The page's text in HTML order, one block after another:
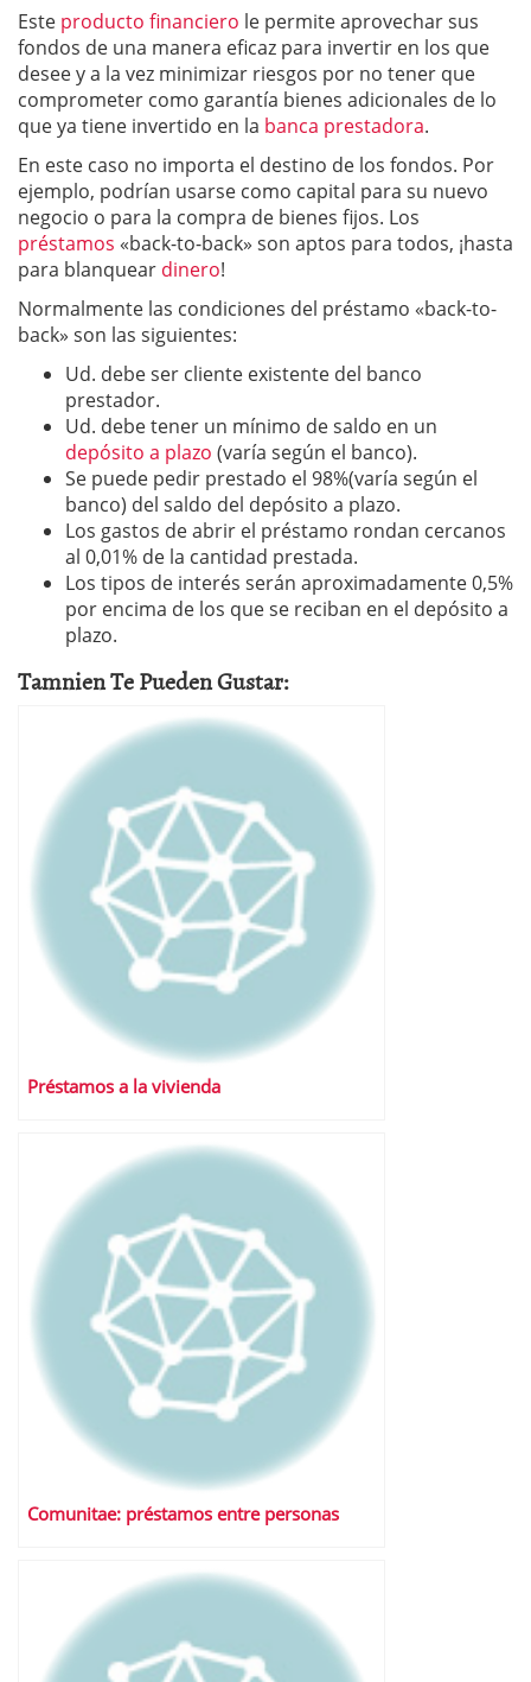
Este producto financiero le permite aprovechar sus
fondos de una manera eficaz para invertir en los que
desee y a la vez minimizar riesgos por no tener que
comprometer como garantía bienes adicionales de lo
que ya tiene invertido en la banca prestadora.
En este caso no importa el destino de los fondos. Por
ejemplo, podrían usarse como capital para su nuevo
negocio o para la compra de bienes fijos. Los
préstamos «back-to-back» son aptos para todos, ¡hasta
para blanquear dinero!
Normalmente las condiciones del préstamo «back-to-
back» son las siguientes:
Ud. debe ser cliente existente del banco
prestador.
Ud. debe tener un mínimo de saldo en un
depósito a plazo (varía según el banco).
Se puede pedir prestado el 98%(varía según el
banco) del saldo del depósito a plazo.
Los gastos de abrir el préstamo rondan cercanos
al 0,01% de la cantidad prestada.
Los tipos de interés serán aproximadamente 0,5%
por encima de los que se reciban en el depósito a
plazo.
Tamnien Te Pueden Gustar:
Préstamos a la vivienda
Comunitae: préstamos entre personas